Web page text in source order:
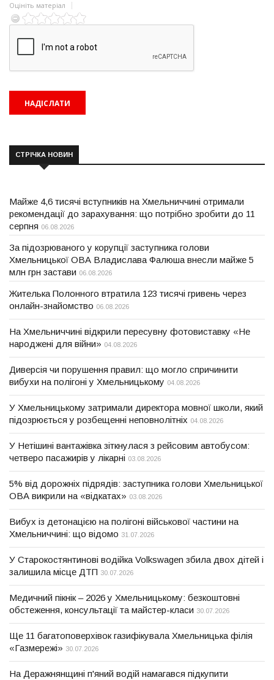
Оцініть матеріал
СТРІЧКА НОВИН
Майже 4,6 тисячі вступників на Хмельниччині отримали
рекомендації до зарахування: що потрібно зробити до 11
серпня 06.08.2026
За підозрюваного у корупції заступника голови
Хмельницької ОВА Владислава Фалюша внесли майже 5
млн грн застави 06.08.2026
Жителька Полонного втратила 123 тисячі гривень через
онлайн-знайомство 06.08.2026
На Хмельниччині відкрили пересувну фотовиставку «Не
народжені для війни» 04.08.2026
Диверсія чи порушення правил: що могло спричинити
вибухи на полігоні у Хмельницькому 04.08.2026
У Хмельницькому затримали директора мовної школи, який
підозрюється у розбещенні неповнолітніх 04.08.2026
У Нетішині вантажівка зіткнулася з рейсовим автобусом:
четверо пасажирів у лікарні 03.08.2026
5% від дорожніх підрядів: заступника голови Хмельницької
ОВА викрили на «відкатах» 03.08.2026
Вибух із детонацією на полігоні військової частини на
Хмельниччині: що відомо 31.07.2026
У Старокостянтинові водійка Volkswagen збила двох дітей і
залишила місце ДТП 30.07.2026
Медичний пікнік – 2026 у Хмельницькому: безкоштовні
обстеження, консультації та майстер-класи 30.07.2026
Ще 11 багатоповерхівок газифікувала Хмельницька філія
«Газмережі» 30.07.2026
На Деражнянщині п'яний водій намагався підкупити